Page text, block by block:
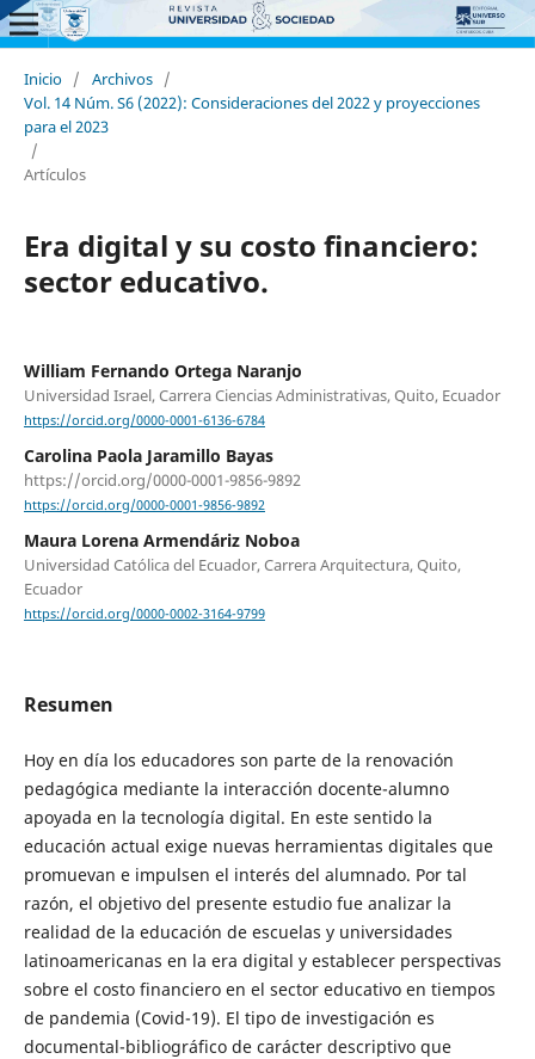
Inicio / Archivos /
Vol. 14 Núm. S6 (2022): Consideraciones del 2022 y proyecciones
para el 2023
/
Artículos
Era digital y su costo financiero:
sector educativo.
William Fernando Ortega Naranjo
Universidad Israel, Carrera Ciencias Administrativas, Quito, Ecuador
https://orcid.org/0000-0001-6136-6784
Carolina Paola Jaramillo Bayas
https://orcid.org/0000-0001-9856-9892
https://orcid.org/0000-0001-9856-9892
Maura Lorena Armendáriz Noboa
Universidad Católica del Ecuador, Carrera Arquitectura, Quito,
Ecuador
https://orcid.org/0000-0002-3164-9799
Resumen
Hoy en día los educadores son parte de la renovación
pedagógica mediante la interacción docente-alumno
apoyada en la tecnología digital. En este sentido la
educación actual exige nuevas herramientas digitales que
promuevan e impulsen el interés del alumnado. Por tal
razón, el objetivo del presente estudio fue analizar la
realidad de la educación de escuelas y universidades
latinoamericanas en la era digital y establecer perspectivas
sobre el costo financiero en el sector educativo en tiempos
de pandemia (Covid-19). El tipo de investigación es
documental-bibliográfico de carácter descriptivo que